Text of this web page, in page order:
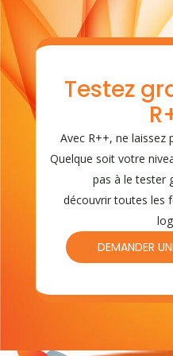
Testez
Avec R++, ne laissez
Quelque soit votre
pas à le tester
découvrir toutes les
DEMANDER